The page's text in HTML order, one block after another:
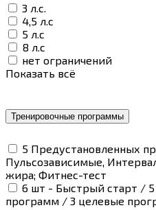
3 л.с.
4,5 л.с
5 л.с
8 л.с
нет ограничений
Показать всё
Тренировочные программы
5 Предустановленных
Пульсозависимые,
жира; Фитнес-тест
6 шт - Быстрый старт /
программ / 3 целевые